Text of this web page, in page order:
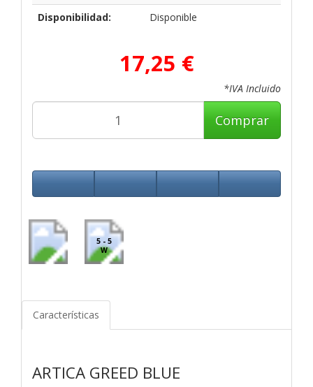
Disponibilidad:
Disponible
17,25 €
*IVA Incluido
Comprar
5 - 5
W
Características
ARTICA GREED BLUE